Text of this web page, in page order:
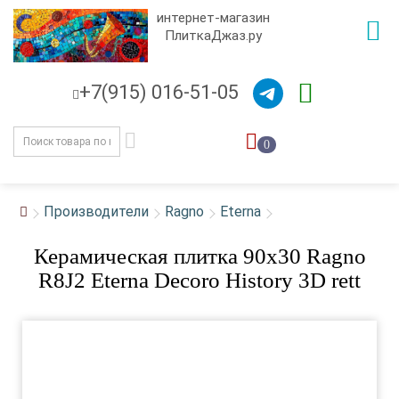
интернет-магазин
ПлиткаДжаз.ру
+7(915) 016-51-05
0
Производители Ragno Eterna
Керамическая плитка 90x30 Ragno
R8J2 Eterna Decoro History 3D rett